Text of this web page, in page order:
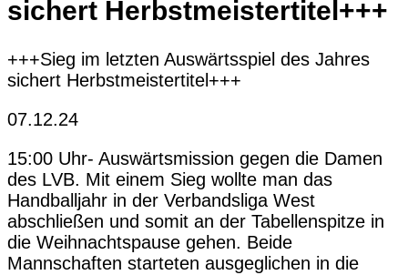
sichert Herbstmeistertitel+++
+++Sieg im letzten Auswärtsspiel des Jahres
sichert Herbstmeistertitel+++
07.12.24
15:00 Uhr- Auswärtsmission gegen die Damen
des LVB. Mit einem Sieg wollte man das
Handballjahr in der Verbandsliga West
abschließen und somit an der Tabellenspitze in
die Weihnachtspause gehen. Beide
Mannschaften starteten ausgeglichen in die